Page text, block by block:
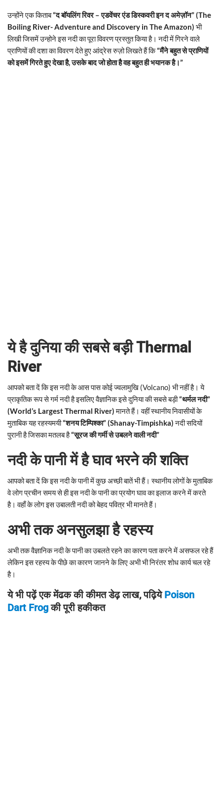
उन्होंने एक किताब“द बॉयलिंग रिवर – एडवेंचर एंड डिस्कवरी इन द अमेज़ॉन” (The
Boiling River- Adventure and Discovery in The Amazon) भी
लिखी जिसमें उन्होने इस नदी का पूरा विवरण प्रस्तुत किया है। नदी में गिरने वाले
प्राणियों की दशा का विवरण देते हुए आंद्रेस रुज़ो लिखते हैं कि“मैंने बहुत से प्राणियों
को इसमें गिरते हुए देखा है, उसके बाद जो होता है वह बहुत ही भयानक है।”
ये है दुनिया की सबसे बड़ी Thermal
River
आपको बता दें कि इस नदी के आस पास कोई ज्वलामुखि (Volcano) भी नहीं है। ये
प्राकृतिक रूप से गर्म नदी है इसलिए वैज्ञानिक इसे दुनिया की सबसे बड़ी“थर्मल नदी”
(World’s Largest Thermal River)मानते हैं। वहीं स्थानीय निवासीयों के
मुताबिक यह रहस्यमयी“शनय टिम्पिश्का” (Shanay-Timpishka)नदी सदियों
पुरानी है जिसका मतलब है“सूरज की गर्मी से उबलने वाली नदी”
नदी के पानी में है घाव भरने की शक्ति
आपको बता दें कि इस नदी के पानी में कुछ अच्छी बातें भी हैं। स्थानीय लोगों के मुताबिक
वे लोग प्रचीन समय से ही इस नदी के पानी का प्रयोग घाव का इलाज करने में करते
है। वहाँ के लोग इस उबालती नदी को बेहद पवित्र भी मानते हैं।
अभी तक अनसुलझा है रहस्य
अभी तक वैज्ञानिक नदी के पानी का उबलते रहने का कारण पता करने में असफल रहे हैं
लेकिन इस रहस्य के पीछे का कारण जानने के लिए अभी भी निरंतर शोध कार्य चल रहे
है।
ये भी पढ़ें एक मेंढक की कीमत डेढ़ लाख, पढ़ियेPoison
Dart Frogकी पूरी हकीकत